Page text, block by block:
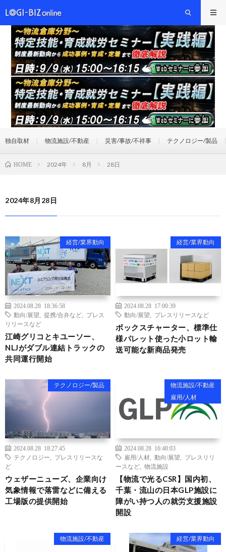
独自取材 物流施設/不動産 災害/事故/不祥事 テクノロジー/製品
HOME 2024年 8月 28日
2024年8月28日
経営/業界動向
2024.08.28 18:36:58
動向/展望
提携/合弁など
プレス
リリースなど
江崎グリコとキユーソー、
NLJがダブル連結トラックの
共同運行開始
経営/業界動向
2024.08.28 17:00:39
動向/展望
プレスリリースなど
ボックスチャーター、標準仕
様パレット使った小ロット輸
送可能な新商品発売
テクノロジー/製品
2024.08.28 18:27:45
テクノロジー
プレスリリースな
ど
ウェザーニューズ、企業向け
気象情報で落雷などに備える
工場版の提供開始
物流施設/不動産
雇用/人材
2024.08.28 16:48:03
雇用/人材
動向/展望
プレスリリ
ースなど
物流施設
【物流で光るCSR】国内初、
千葉・流山の日本GLP施設に
障がい持つ人の就労支援施設
開設
物流施設/不動産 経営/業界動向